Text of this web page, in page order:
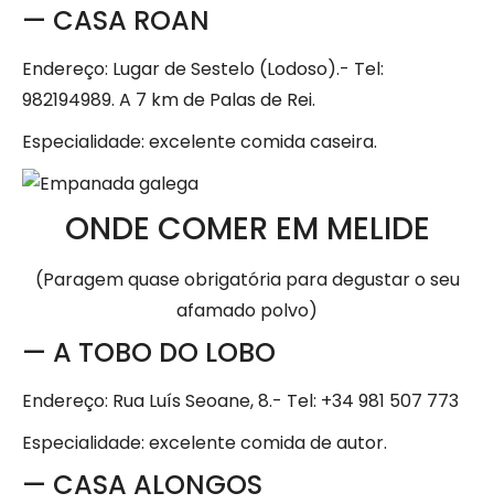
— CASA ROAN
Endereço: Lugar de Sestelo (Lodoso).- Tel:
982194989. A 7 km de Palas de Rei.
Especialidade: excelente comida caseira.
ONDE COMER EM MELIDE
(Paragem quase obrigatória para degustar o seu
afamado polvo)
— A TOBO DO LOBO
Endereço: Rua Luís Seoane, 8.- Tel: +34 981 507 773
Especialidade: excelente comida de autor.
— CASA ALONGOS